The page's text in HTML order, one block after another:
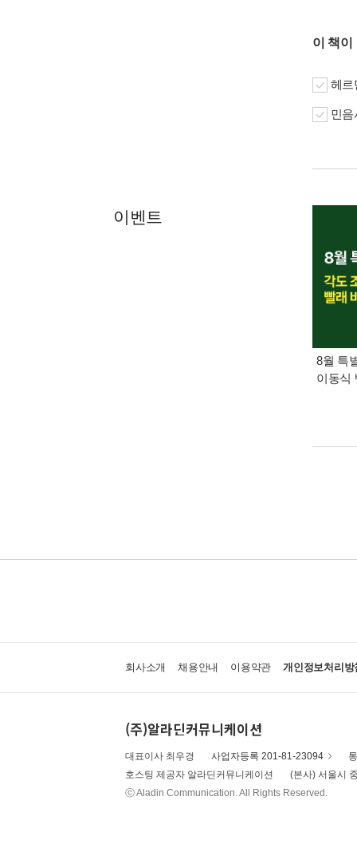
이 책이
헤르
민음
이벤트
8월 특
이동식
회사소개 채용안내 이용약관 개인정보처리방
(주)알라딘커뮤니케이션
대표이사 최우경 사업자등록 201-81-23094
호스팅 제공자 알라딘커뮤니케이션
(본사) 서울시
ⓒ Aladin Communication. All Rights Reserved.